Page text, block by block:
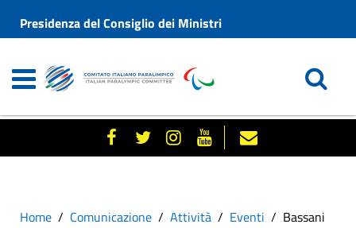
Presidenza del Consiglio dei Ministri
Home Comunicazione Attività Eventi
Bassani